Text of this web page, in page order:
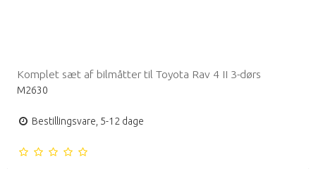
Komplet sæt af bilmåtter til Toyota Rav 4 II 3-dørs
M2630
Bestillingsvare, 5-12 dage